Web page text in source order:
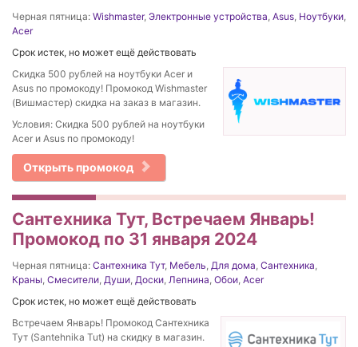
Черная пятница: Wishmaster, Электронные устройства, Asus, Ноутбуки,
Acer
Срок истек, но может ещё действовать
Скидка 500 рублей на ноутбуки Acer и
Asus по промокоду! Промокод Wishmaster
(Вишмастер) скидка на заказ в магазин.
Условия: Скидка 500 рублей на ноутбуки
Acer и Asus по промокоду!
Открыть промокод
Сантехника Тут, Встречаем Январь!
Промокод по 31 января 2024
Черная пятница: Сантехника Тут, Мебель, Для дома, Сантехника,
Краны, Смесители, Души, Доски, Лепнина, Обои, Acer
Срок истек, но может ещё действовать
Встречаем Январь! Промокод Сантехника
Тут (Santehnika Tut) на скидку в магазин.